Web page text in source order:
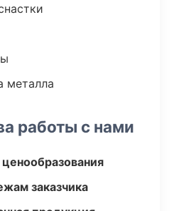
металла
работы с нами
заказчика